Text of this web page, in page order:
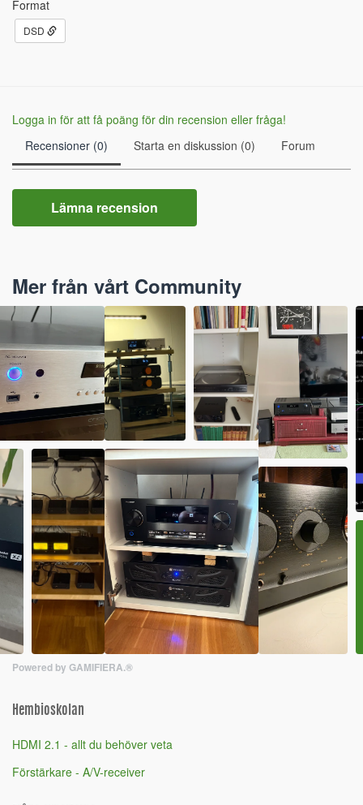
Format
DSD
Logga in för att få poäng för din recension eller fråga!
Recensioner (0)
Starta en diskussion (0) Forum
Lämna recension
Mer från vårt Community
Powered by GAMIFIERA.®
Hembioskolan
HDMI 2.1 - allt du behöver veta
Förstärkare - A/V-receiver